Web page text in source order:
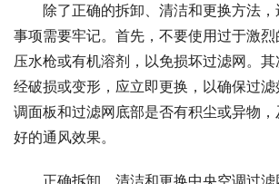
除了正确的拆卸、清洁和更换方法
事项需要牢记。首先，不要使用过于激
压水枪或有机溶剂，以免损坏过滤网。
经破损或变形，应立即更换，以确保过
调面板和过滤网底部是否有积尘或异物
好的通风效果。
正确拆卸、清洁和更换中央空调过